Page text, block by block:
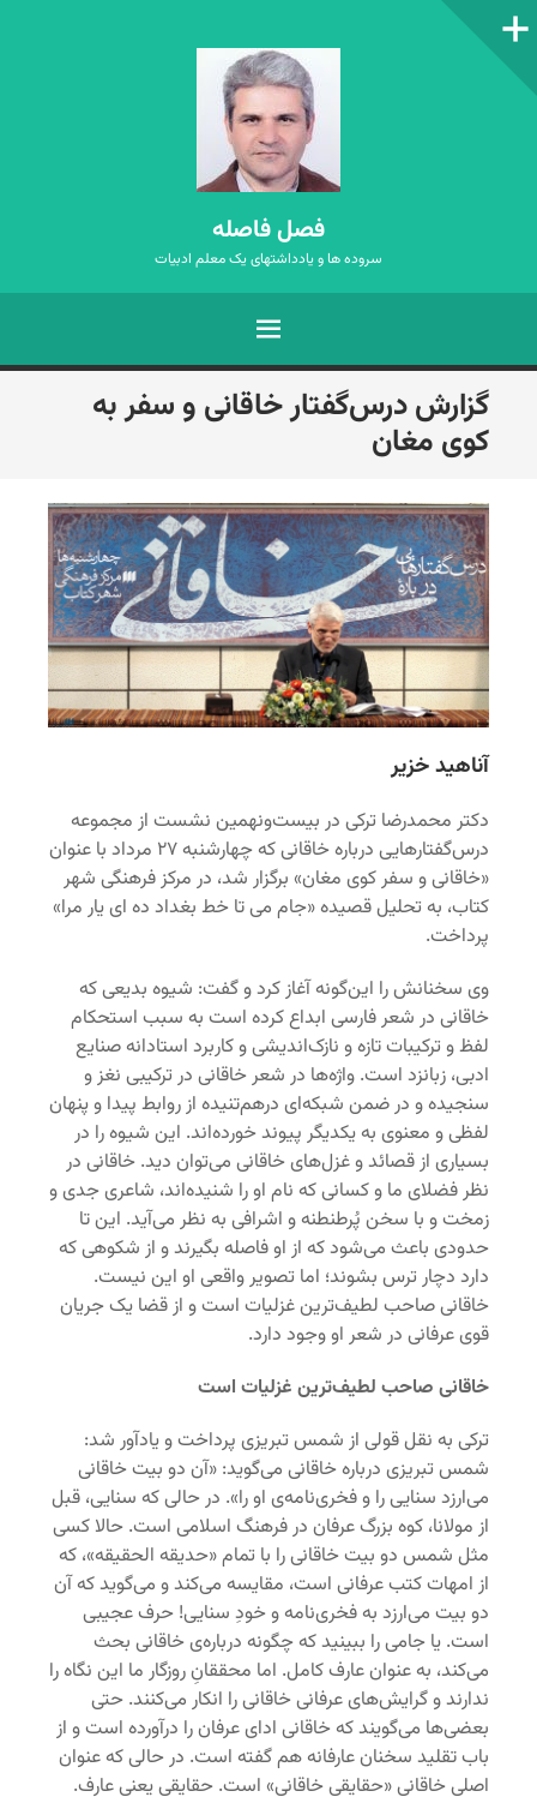
ستون‌کناری
فصل فاصله
سروده ها و یادداشتهای یک معلم ادبیات
فهرست
رفتن
به
نوشته‌ها
گزارش درس‌گفتار خاقانی و سفر به
کوی مغان
آناهید خزیر
دکتر محمدرضا ترکی در بیست‌ونهمین نشست از مجموعه
درس‌گفتارهایی درباره‌ خاقانی که چهارشنبه ۲۷ مرداد با عنوان
«خاقانی و سفر کوی مغان» برگزار ‌شد، در مرکز فرهنگی شهر
کتاب، به تحلیل قصیده‌ «جام می تا خط بغداد ده ای یار مرا»
پرداخت.
وی سخنانش را این‌گونه آغاز کرد و گفت: شیوه‌ بدیعی که
خاقانی در شعر فارسی ابداع کرده است به سبب استحکام
لفظ و ترکیبات تازه و نازک‌اندیشی و کاربرد استادانه صنایع
ادبی، زبانزد است. واژه‌ها در شعر خاقانی در ترکیبی نغز و
سنجیده و در ضمن شبکه‌ای درهم‌تنیده از روابط پیدا و پنهان
لفظی و معنوی به یکدیگر پیوند خورده‌اند. این شیوه را در
بسیاری از قصائد و غزل‌های خاقانی می‌توان دید. خاقانی در
نظر فضلای ما و کسانی که نام او را شنیده‌اند، شاعری جدی و
زمخت و با سخن پُرطنطنه و اشرافی به نظر می‌آید. این تا
حدودی باعث می‌شود که از او فاصله بگیرند و از شکوهی که
دارد دچار ترس بشوند؛ اما تصویر واقعی او این نیست.
خاقانی صاحب لطیف‌ترین غزلیات است و از قضا یک جریان
قوی عرفانی در شعر او وجود دارد.
خاقانی صاحب لطیف‌ترین غزلیات است
ترکی به نقل قولی از شمس تبریزی پرداخت و یادآور شد:
شمس تبریزی درباره خاقانی می‌گوید: «آن دو بیت خاقانی
می‌ارزد سنایی را و فخری‌نامه‌ی او را». در حالی که سنایی، قبل
از مولانا، کوه بزرگ عرفان در فرهنگ اسلامی است. حالا کسی
مثل شمس دو بیت خاقانی را با تمام «حدیقه الحقیقه»، که
از امهات کتب عرفانی است، مقایسه می‌کند و می‌گوید که آن
دو بیت می‌ارزد به فخری‌نامه و خودِ سنایی! حرف عجیبی
است. یا جامی را ببینید که چگونه درباره‌ی خاقانی بحث
می‌کند، به عنوان عارف کامل. اما محققانِ روزگار ما این نگاه را
ندارند و گرایش‌های عرفانی خاقانی را انکار می‌کنند. حتی
بعضی‌ها می‌گویند که خاقانی ادای عرفان را درآورده است و از
باب تقلید سخنان عارفانه هم گفته است. در حالی که عنوان
اصلی خاقانی «حقایقی خاقانی» است. حقایقی یعنی عارف.